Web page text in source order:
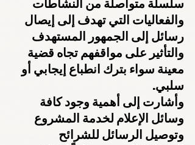
سلسلة متواصلة من النشاطات
والفعاليات التي تهدف إلى إيصال
رسائل إلى الجمهور المستهدف
والتأثير على مواقفهم تجاه قضية
معينة سواء بترك انطباع إيجابي أو
سلبي.
وأشارت إلى أهمية وجود كافة
وسائل الإعلام لخدمة المشروع
وتوصيل الرسائل للشرائح